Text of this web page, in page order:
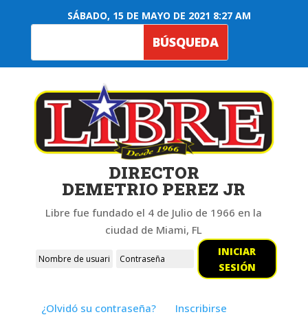
SÁBADO, 15 DE MAYO DE 2021 8:27 AM
DIRECTOR
DEMETRIO PEREZ JR
Libre fue fundado el 4 de Julio de 1966 en la
ciudad de Miami, FL
INICIAR
SESIÓN
¿Olvidó su contraseña? Inscribirse